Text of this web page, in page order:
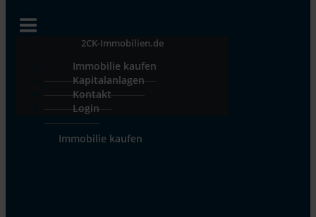
2CK-Immobilien.de
Immobilie kaufen
Kapitalanlagen
Kontakt
Login
Immobilie kaufen